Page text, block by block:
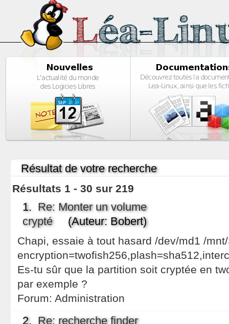
Résultat de votre recherche
Résultats 1 - 30 sur 219
1. Re: Monter un volume
crypté(Auteur: Bobert)
Chapi, essaie à tout hasard /dev/md1 /
Es-tu sûr que la partition soit cryptée en
par exemple ?
Forum: Administration
2. Re: recherche finder